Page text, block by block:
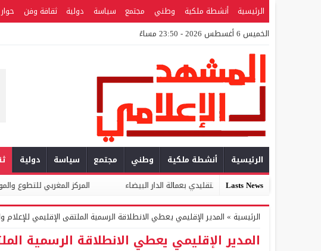
الرئيسية أنشطة ملكية وطني مجتمع سياسة دولية ثقافة وفن حوار
الخميس 6 أغسطس 2026 - 23:50 مساءً
الرئيسية أنشطة ملكية وطني مجتمع سياسة دولية
Lasts News
لقطاع المعمار التقليدي بعمالة الدار البيضاء المركز المغربي للتطوع والمواطنة يوجه
الرئيسية »المدير الإقليمي يعطي الانطلاقة الرسمية الملتقى الإقليمي للإعلام
المدير الإقليمي يعطي الانطلاقة الرسمية